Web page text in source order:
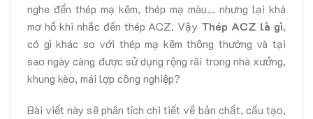
nghe đến thép mạ kẽm, thép mạ màu… nhưng lại khá
mơ hồ khi nhắc đến thép ACZ. Vậy Thép ACZ là gì,
có gì khác so với thép mạ kẽm thông thường và tại
sao ngày càng được sử dụng rộng rãi trong nhà xưởng,
khung kèo, mái lợp công nghiệp?
Bài viết này sẽ phân tích chi tiết về bản chất, cấu tạo,